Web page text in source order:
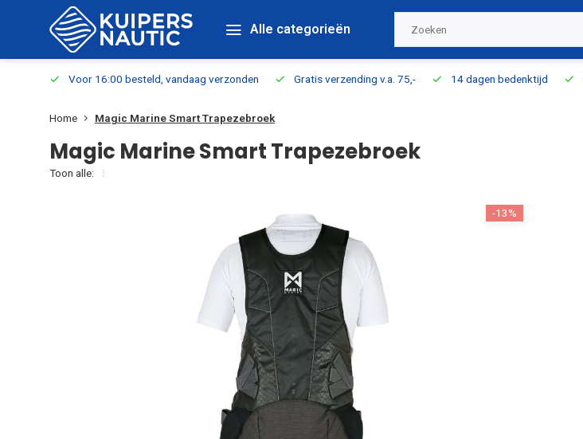
Alle categorieën
Voor 16:00 besteld, vandaag verzonden Gratis verzending v.a. 75,- 14 dagen bedenktijd
Home Magic Marine Smart Trapezebroek
Magic Marine Smart Trapezebroek
Toon alle:
-13%